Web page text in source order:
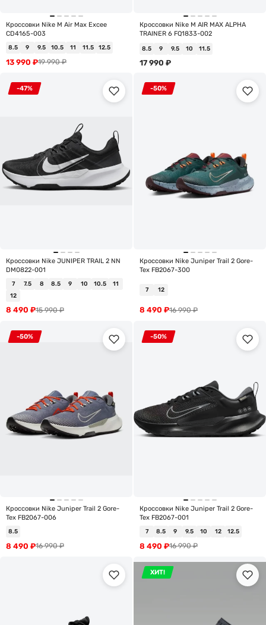
Кроссовки Nike M Air Max Excee
CD4165-003
8.5 9 9.5 10.5 11 11.5 12.5
19 990₽
13 990 ₽
Кроссовки Nike M AIR MAX ALPHA
TRAINER 6 FQ1833-002
8.5 9 9.5 10 11.5
17 990 ₽
-47%
Кроссовки Nike JUNIPER TRAIL 2 NN
DM0822-001
7 7.5 8 8.5 9 10 10.5
11
12
15 990₽
8 490 ₽
-50%
Кроссовки Nike Juniper Trail 2 Gore-
Tex FB2067-300
7 12
16 990₽
8 490 ₽
-50%
Кроссовки Nike Juniper Trail 2 Gore-
Tex FB2067-006
8.5
16 990₽
8 490 ₽
-50%
Кроссовки Nike Juniper Trail 2 Gore-
Tex FB2067-001
7 8.5 9 9.5 10 12 12.5
16 990₽
8 490 ₽
ХИТ!